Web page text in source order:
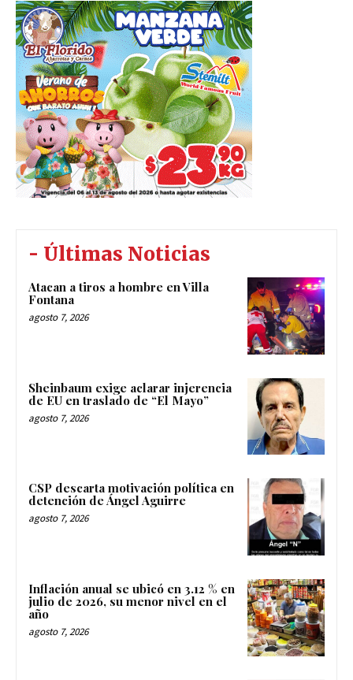
- Últimas Noticias
Atacan a tiros a hombre en Villa
Fontana
agosto 7, 2026
Sheinbaum exige aclarar injerencia
de EU en traslado de “El Mayo”
agosto 7, 2026
CSP descarta motivación política en
detención de Ángel Aguirre
agosto 7, 2026
Inflación anual se ubicó en 3.12 % en
julio de 2026, su menor nivel en el
año
agosto 7, 2026